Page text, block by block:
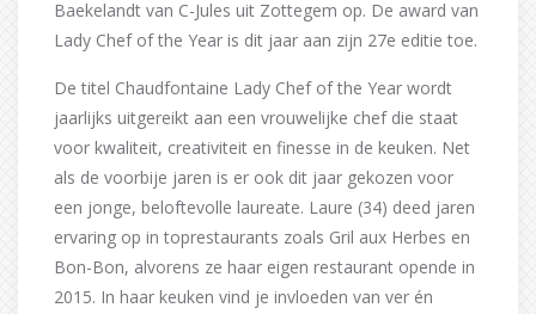
Baekelandt van C-Jules uit Zottegem op. De award van
Lady Chef of the Year is dit jaar aan zijn 27e editie toe.
De titel Chaudfontaine Lady Chef of the Year wordt
jaarlijks uitgereikt aan een vrouwelijke chef die staat
voor kwaliteit, creativiteit en finesse in de keuken. Net
als de voorbije jaren is er ook dit jaar gekozen voor
een jonge, beloftevolle laureate. Laure (34) deed jaren
ervaring op in toprestaurants zoals Gril aux Herbes en
Bon-Bon, alvorens ze haar eigen restaurant opende in
2015. In haar keuken vind je invloeden van ver én